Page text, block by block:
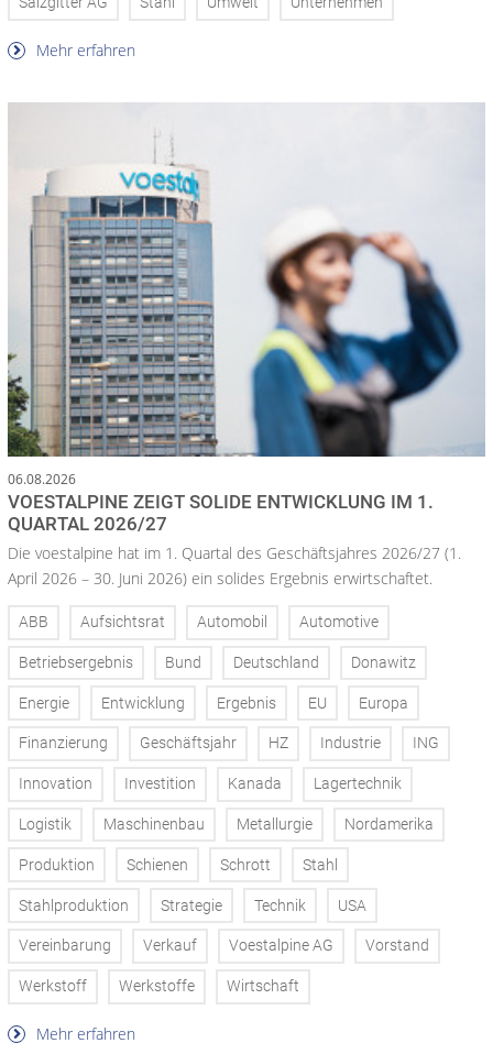
Mehr erfahren
06.08.2026
VOESTALPINE ZEIGT SOLIDE ENTWICKLUNG IM 1.
QUARTAL 2026/27
Die voestalpine hat im 1. Quartal des Geschäftsjahres 2026/27 (1.
April 2026 – 30. Juni 2026) ein solides Ergebnis erwirtschaftet.
ABB Aufsichtsrat Automobil Automotive
Betriebsergebnis Bund Deutschland Donawitz
Energie Entwicklung Ergebnis EU Europa
Finanzierung Geschäftsjahr HZ Industrie ING
Innovation Investition Kanada Lagertechnik
Logistik Maschinenbau Metallurgie Nordamerika
Produktion Schienen Schrott Stahl
Stahlproduktion Strategie Technik USA
Vereinbarung Verkauf Voestalpine AG Vorstand
Werkstoff Werkstoffe Wirtschaft
Mehr erfahren